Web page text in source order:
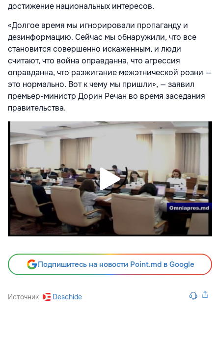
достижение национальных интересов.
«Долгое время мы игнорировали пропаганду и
дезинформацию. Сейчас мы обнаружили, что все
становится совершенно искаженным, и люди
считают, что война оправданна, что агрессия
оправданна, что разжигание межэтнической розни —
это нормально. Вот к чему мы пришли», — заявил
премьер-министр Дорин Речан во время заседания
правительства.
Подпишитесь на новости Point.md в Google
Источник Deschide